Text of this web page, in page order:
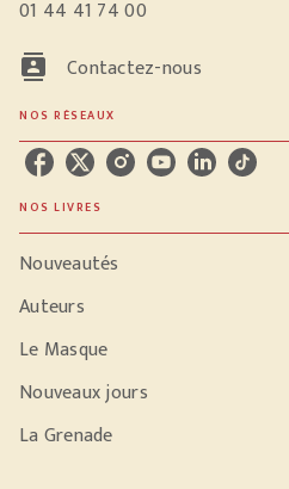
01 44 41 74 00
contacts Contactez-nous
NOS RÉSEAUX
NOS LIVRES
Nouveautés
Auteurs
Le Masque
Nouveaux jours
La Grenade